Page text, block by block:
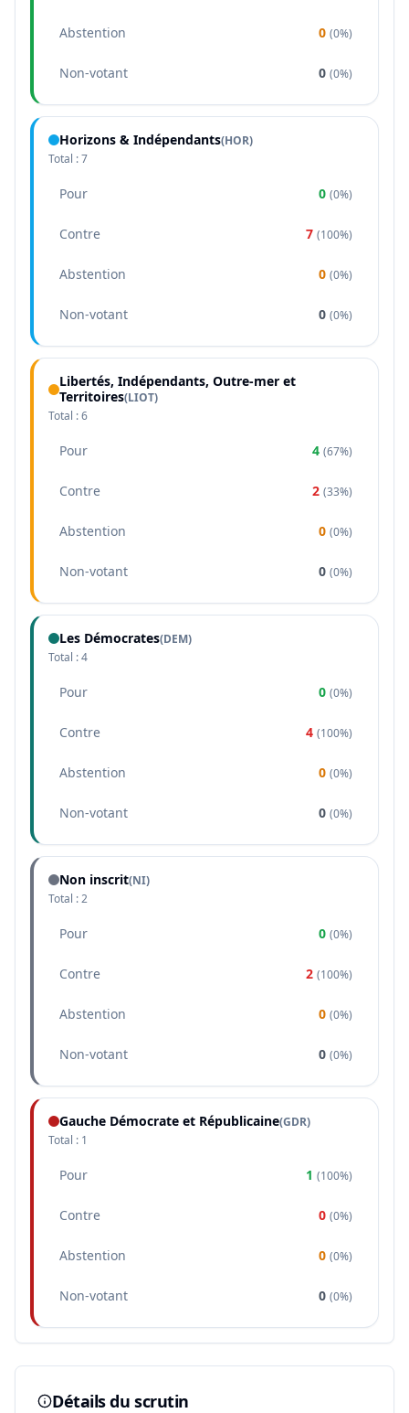
Abstention 0 (0%)
Non-votant 0 (0%)
Horizons & Indépendants(HOR)
Total :7
Pour 0 (0%)
Contre 7 (100%)
Abstention 0 (0%)
Non-votant 0 (0%)
Libertés, Indépendants, Outre-mer et
Territoires(LIOT)
Total :6
Pour 4 (67%)
Contre 2 (33%)
Abstention 0 (0%)
Non-votant 0 (0%)
Les Démocrates(DEM)
Total :4
Pour 0 (0%)
Contre 4 (100%)
Abstention 0 (0%)
Non-votant 0 (0%)
Non inscrit(NI)
Total :2
Pour 0 (0%)
Contre 2 (100%)
Abstention 0 (0%)
Non-votant 0 (0%)
Gauche Démocrate et Républicaine(GDR)
Total : 1
Pour 1 (100%)
Contre 0 (0%)
Abstention 0 (0%)
Non-votant 0 (0%)
Détails du scrutin